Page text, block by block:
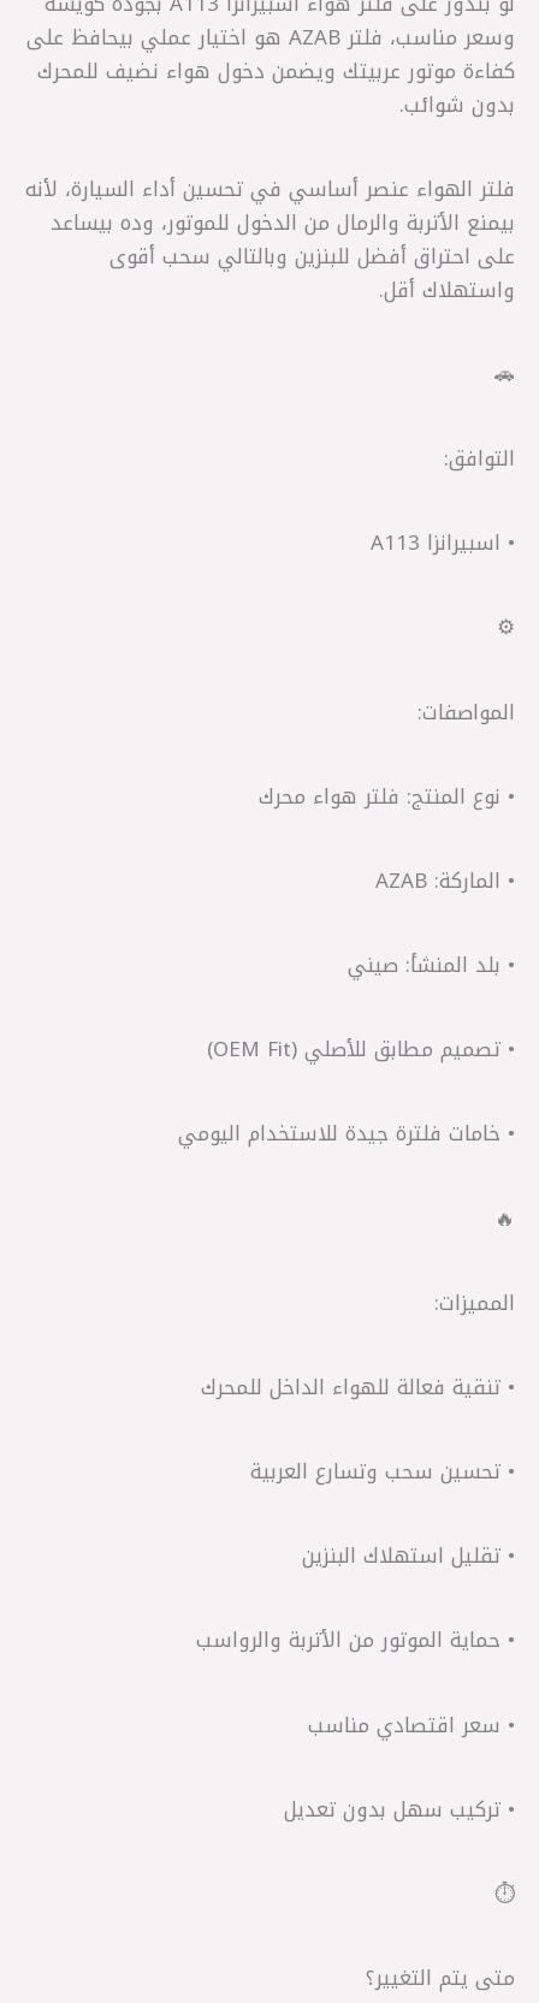
وسعر مناسب، فلتر AZAB هو اختيار عملي بيحافظ على
كفاءة موتور عربيتك ويضمن دخول هواء نضيف للمحرك
بدون شوائب.
فلتر الهواء عنصر أساسي في تحسين أداء السيارة، لأنه
بيمنع الأتربة والرمال من الدخول للموتور، وده بيساعد
على احتراق أفضل للبنزين وبالتالي سحب أقوى
واستهلاك أقل.
🚗
التوافق:
• اسبيرانزا A113
⚙️
المواصفات:
• نوع المنتج: فلتر هواء محرك
• الماركة: AZAB
• بلد المنشأ: صيني
• تصميم مطابق للأصلي (OEM Fit)
• خامات فلترة جيدة للاستخدام اليومي
🔥
المميزات:
• تنقية فعالة للهواء الداخل للمحرك
• تحسين سحب وتسارع العربية
• تقليل استهلاك البنزين
• حماية الموتور من الأتربة والرواسب
• سعر اقتصادي مناسب
• تركيب سهل بدون تعديل
⏱
متى يتم التغيير؟